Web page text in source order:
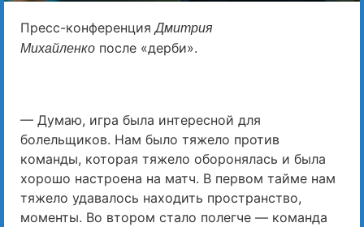
Пресс-конференцияДмитрия
Михайленко после «дерби».
— Думаю, игра была интересной для
болельщиков. Нам было тяжело против
команды, которая тяжело оборонялась и была
хорошо настроена на матч. В первом тайме нам
тяжело удавалось находить пространство,
моменты. Во втором стало полегче — команда